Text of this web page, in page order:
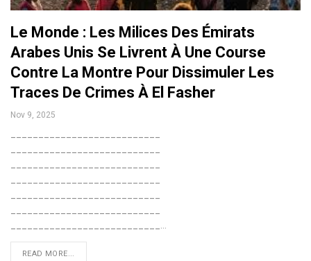
Le Monde : Les Milices Des Émirats
Arabes Unis Se Livrent À Une Course
Contre La Montre Pour Dissimuler Les
Traces De Crimes À El Fasher
Nov 9, 2025
READ MORE...